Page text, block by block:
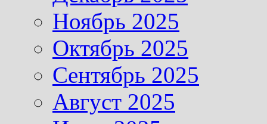
Ноябрь 2025
Октябрь 2025
Сентябрь 2025
Август 2025